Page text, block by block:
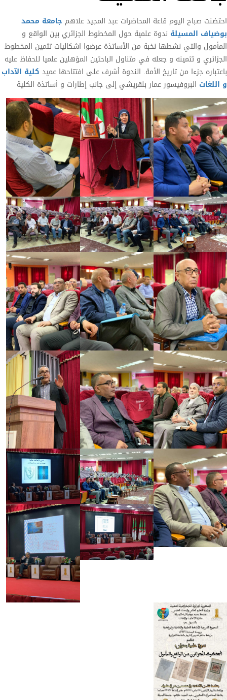
احتضنت صباح اليوم قاعة المحاضرات عبد المجيد علاهم جامعة محمد
بوضياف المسيلة ندوة علمية حول المخطوط الجزائري بين الواقع و
المأمول والتي نشطها نخبة من الأساتذة عرضوا اشكاليات تثمين المخطوط
الجزائري و تثمينه و جعله في متناول الباحثين المؤهلين علميا للحفاظ عليه
باعتباره جزءا من تاريخ الأمة. الندوة أشرف على افتتاحها عميد كلية الآداب
و اللغات البروفيسور عمار بلقريشي إلى جانب إطارات و أساتذة الكلية